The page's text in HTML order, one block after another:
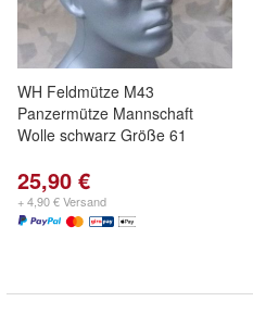
WH Feldmütze M43
Panzermütze Mannschaft
Wolle schwarz Größe 61
25,90 €
+ 4,90 € Versand